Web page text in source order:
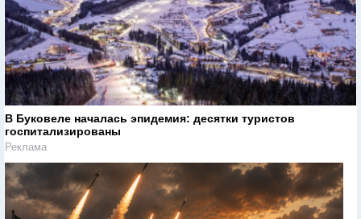
В Буковеле началась эпидемия: десятки туристов
госпитализированы
Реклама